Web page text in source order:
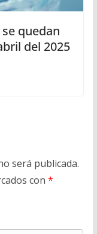
quedan
del 2025
será publicada.
con *